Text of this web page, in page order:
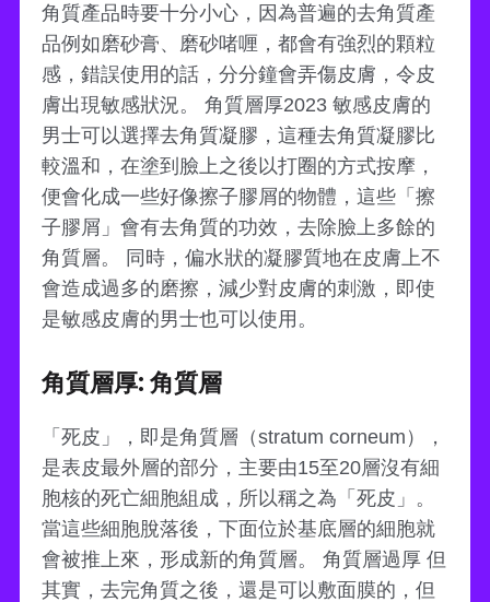
角質產品時要十分小心，因為普遍的去角質產
品例如磨砂膏、磨砂啫喱，都會有強烈的顆粒
感，錯誤使用的話，分分鐘會弄傷皮膚，令皮
膚出現敏感狀況。 角質層厚2023 敏感皮膚的
男士可以選擇去角質凝膠，這種去角質凝膠比
較溫和，在塗到臉上之後以打圈的方式按摩，
便會化成一些好像擦子膠屑的物體，這些「擦
子膠屑」會有去角質的功效，去除臉上多餘的
角質層。 同時，偏水狀的凝膠質地在皮膚上不
會造成過多的磨擦，減少對皮膚的刺激，即使
是敏感皮膚的男士也可以使用。
角質層厚: 角質層
「死皮」，即是角質層（stratum corneum），
是表皮最外層的部分，主要由15至20層沒有細
胞核的死亡細胞組成，所以稱之為「死皮」。
當這些細胞脫落後，下面位於基底層的細胞就
會被推上來，形成新的角質層。 角質層過厚 但
其實，去完角質之後，還是可以敷面膜的，但